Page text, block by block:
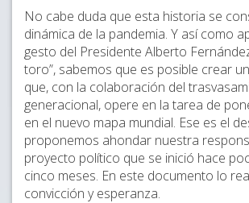
No cabe duda que esta historia se
dinámica de la pandemia. Y así como
gesto del Presidente Alberto
toro”, sabemos que es posible crear
que, con la colaboración del
generacional, opere en la tarea de
en el nuevo mapa mundial. Ese es el
proponemos ahondar nuestra
proyecto político que se inició hace
cinco meses. En este documento lo
convicción y esperanza.